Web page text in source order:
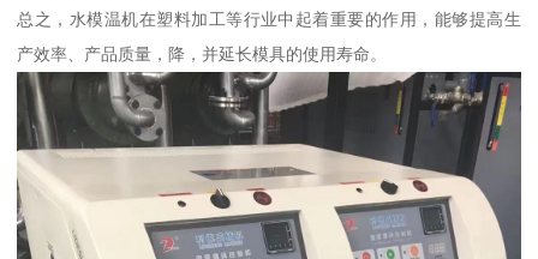
总之，水模温机在塑料加工等行业中起着重要的作用，能够提高生
产效率、产品质量，降，并延长模具的使用寿命。